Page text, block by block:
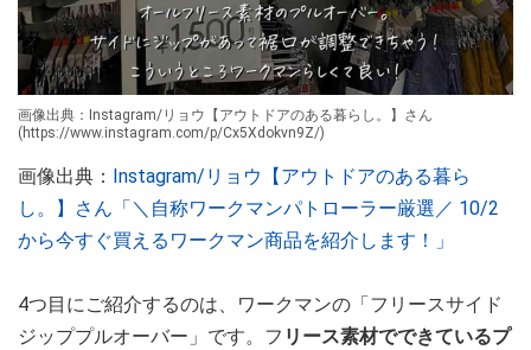
画像出典：Instagram/リョウ【アウトドアのある暮らし。】さん
(https://www.instagram.com/p/Cx5Xdokvn9Z/)
画像出典： Instagram/リョウ【アウトドアのある暮ら
し。】さん「＼自称ワークマンパトローラー厳選／ 10/2
から今すぐ買えるワークマン商品を紹介します！」
4つ目にご紹介するのは、ワークマンの「フリースサイド
ジッププルオーバー」です。フ リース素材でできているプ